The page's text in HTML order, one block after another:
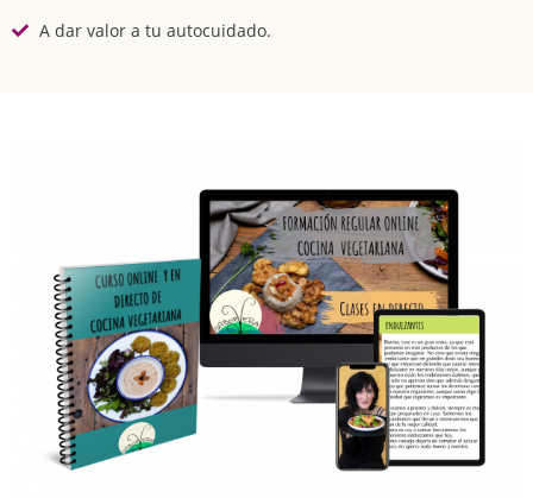
A dar valor a tu autocuidado.